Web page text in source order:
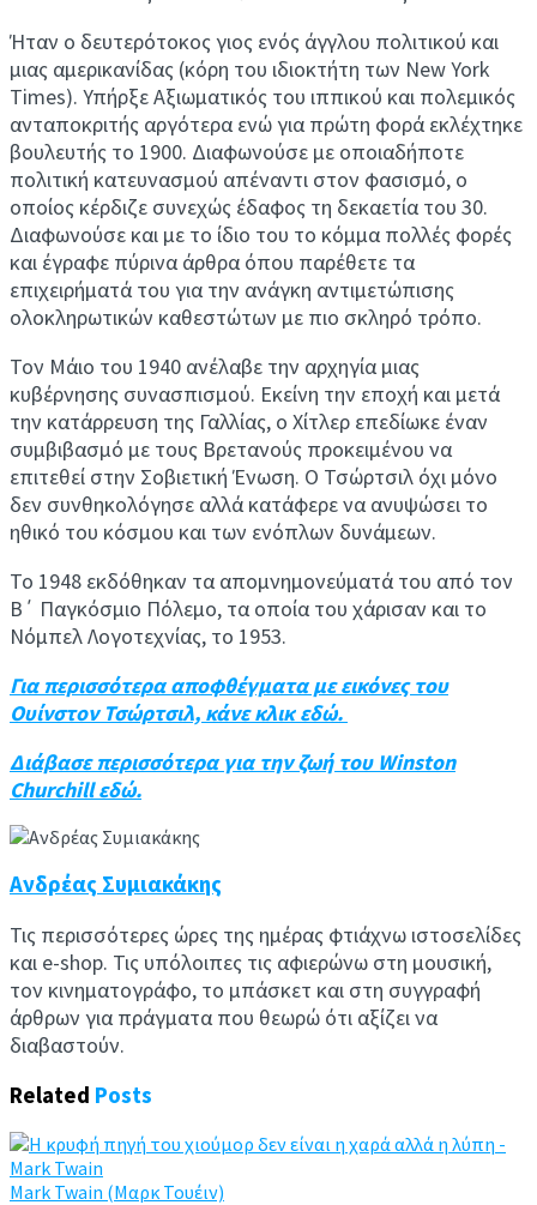
Ήταν ο δευτερότοκος γιος ενός άγγλου πολιτικού και
μιας αμερικανίδας (κόρη του ιδιοκτήτη των New York
Times). Υπήρξε Αξιωματικός του ιππικού και πολεμικός
ανταποκριτής αργότερα ενώ για πρώτη φορά εκλέχτηκε
βουλευτής το 1900. Διαφωνούσε με οποιαδήποτε
πολιτική κατευνασμού απέναντι στον φασισμό, ο
οποίος κέρδιζε συνεχώς έδαφος τη δεκαετία του 30.
Διαφωνούσε και με το ίδιο του το κόμμα πολλές φορές
και έγραφε πύρινα άρθρα όπου παρέθετε τα
επιχειρήματά του για την ανάγκη αντιμετώπισης
ολοκληρωτικών καθεστώτων με πιο σκληρό τρόπο.
Τον Μάιο του 1940 ανέλαβε την αρχηγία μιας
κυβέρνησης συνασπισμού. Εκείνη την εποχή και μετά
την κατάρρευση της Γαλλίας, ο Χίτλερ επεδίωκε έναν
συμβιβασμό με τους Βρετανούς προκειμένου να
επιτεθεί στην Σοβιετική Ένωση. Ο Τσώρτσιλ όχι μόνο
δεν συνθηκολόγησε αλλά κατάφερε να ανυψώσει το
ηθικό του κόσμου και των ενόπλων δυνάμεων.
Το 1948 εκδόθηκαν τα απομνημονεύματά του από τον
Β΄ Παγκόσμιο Πόλεμο, τα οποία του χάρισαν και το
Νόμπελ Λογοτεχνίας, το 1953.
Για περισσότερα αποφθέγματα με εικόνες του
Ουίνστον Τσώρτσιλ, κάνε κλικ εδώ.
Διάβασε περισσότερα για την ζωή του Winston
Churchill εδώ.
Ανδρέας Συμιακάκης
Τις περισσότερες ώρες της ημέρας φτιάχνω ιστοσελίδες
και e-shop. Τις υπόλοιπες τις αφιερώνω στη μουσική,
τον κινηματογράφο, το μπάσκετ και στη συγγραφή
άρθρων για πράγματα που θεωρώ ότι αξίζει να
διαβαστούν.
Related Posts
Mark Twain (Μαρκ Τουέιν)